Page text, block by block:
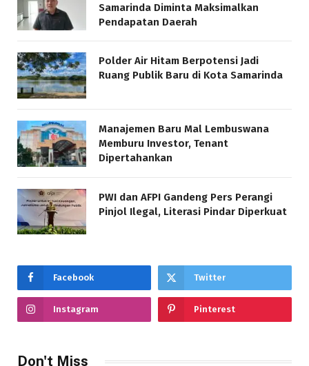
Samarinda Diminta Maksimalkan
Pendapatan Daerah
Polder Air Hitam Berpotensi Jadi
Ruang Publik Baru di Kota Samarinda
Manajemen Baru Mal Lembuswana
Memburu Investor, Tenant
Dipertahankan
PWI dan AFPI Gandeng Pers Perangi
Pinjol Ilegal, Literasi Pindar Diperkuat
Facebook Twitter
Instagram Pinterest
Don't Miss